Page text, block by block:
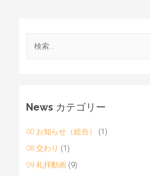
News カテゴリー
00 お知らせ（総合）
(1)
08 交わり (1)
09 礼拝動画 (9)